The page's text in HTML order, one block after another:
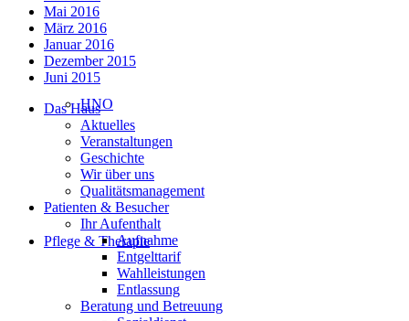
HNO
Pflege & Therapie
Mai 2016
März 2016
Januar 2016
Dezember 2015
Juni 2015
Das Haus
Aktuelles
Veranstaltungen
Geschichte
Wir über uns
Qualitätsmanagement
Patienten & Besucher
Ihr Aufenthalt
Aufnahme
Entgelttarif
Wahlleistungen
Entlassung
Beratung und Betreuung